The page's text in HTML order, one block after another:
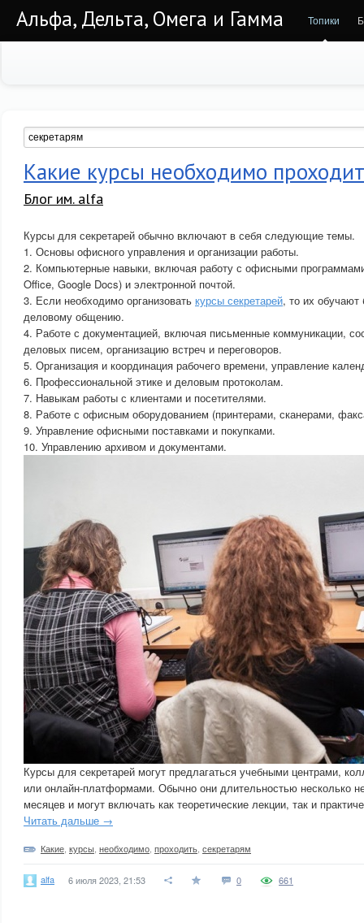
Альфа, Дельта, Омега и Гамма Топики
Какие курсы необходимо
Блог им. alfa
Курсы для секретарей обычно включают в себя следующие темы.
1. Основы офисного управления и организации работы.
2. Компьютерные навыки, включая работу с офисными
Office, Google Docs) и электронной почтой.
3. Если необходимо организовать курсы секретарей, то их обучают
деловому общению.
4. Работе с документацией, включая письменные коммуникации,
деловых писем, организацию встреч и переговоров.
5. Организация и координация рабочего времени, управление
6. Профессиональной этике и деловым протоколам.
7. Навыкам работы с клиентами и посетителями.
8. Работе с офисным оборудованием (принтерами, сканерами,
9. Управление офисными поставками и покупками.
10. Управлению архивом и документами.
Курсы для секретарей могут предлагаться учебными центрами,
или онлайн-платформами. Обычно они длительностью несколько
месяцев и могут включать как теоретические лекции, так и
Читать дальше →
Какие курсы необходимо проходить секретарям
alfa 6 июля 2023, 21:53 0 661